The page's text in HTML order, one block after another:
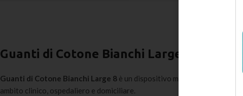
Guanti di Cotone Bianchi Large 8
Guanti di Cotone Bianchi Large 8 è un dispositivo medico per la
ambito clinico, ospedaliero e domiciliare.